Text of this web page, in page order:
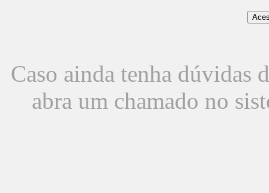
Caso ainda tenha dúvidas
abra um chamado no